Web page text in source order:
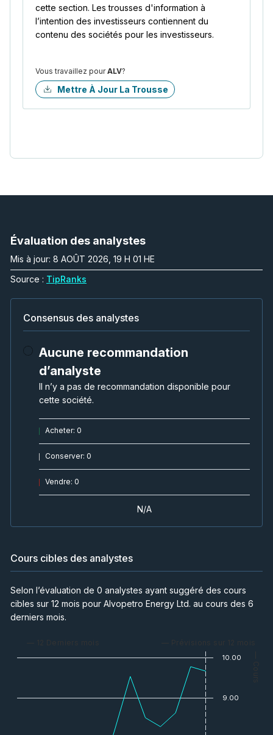
cette section. Les trousses d'information à
l’intention des investisseurs contiennent du
contenu des sociétés pour les investisseurs.
Vous travaillez pourALV?
Mettre À Jour La Trousse
Évaluation des analystes
Mis à jour: 8 AOÛT 2026, 19 H 01 HE
Source : TipRanks
Consensus des analystes
Aucune recommandation
d’analyste
Il n’y a pas de recommandation disponible pour
cette société.
Acheter: 0
Conserver: 0
Vendre: 0
N/A
Cours cibles des analystes
Selon l’évaluation de 0 analystes ayant suggéré des cours
cibles sur 12 mois pour Alvopetro Energy Ltd. au cours des 6
derniers mois.
— 12 Derniers mois — Prévisions sur 12 mois
— Cours
9.00
10.00